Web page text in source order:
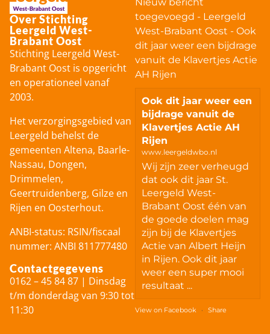
Over Stichting
Leergeld West-
Brabant Oost
Stichting Leergeld West-
Brabant Oost is opgericht
en operationeel vanaf
2003.
Het verzorgingsgebied van
Leergeld behelst de
gemeenten Altena, Baarle-
Nassau, Dongen,
Drimmelen,
Geertruidenberg, Gilze en
Rijen en Oosterhout.
ANBI-status: RSIN/fiscaal
nummer: ANBI 811777480
Contactgegevens
0162 – 45 84 87 | Dinsdag
t/m donderdag van 9:30 tot
11:30
toegevoegd - Leergeld
West-Brabant Oost - Ook
dit jaar weer een bijdrage
vanuit de Klavertjes Actie
AH Rijen
Ook dit jaar weer een
bijdrage vanuit de
Klavertjes Actie AH
Rijen
www.leergeldwbo.nl
Wij zijn zeer verheugd
dat ook dit jaar St.
Leergeld West-
Brabant Oost één van
de goede doelen mag
zijn bij de Klavertjes
Actie van Albert Heijn
in Rijen. Ook dit jaar
weer een super mooi
resultaat ...
View on Facebook · Share